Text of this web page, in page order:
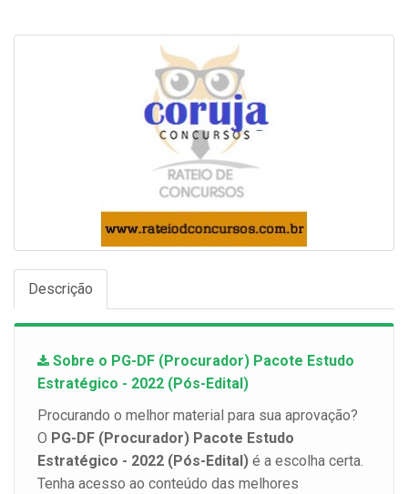
Descrição
Sobre o PG-DF (Procurador) Pacote Estudo
Estratégico - 2022 (Pós-Edital)
Procurando o melhor material para sua aprovação?
O PG-DF (Procurador) Pacote Estudo
Estratégico - 2022 (Pós-Edital) é a escolha certa.
Tenha acesso ao conteúdo das melhores